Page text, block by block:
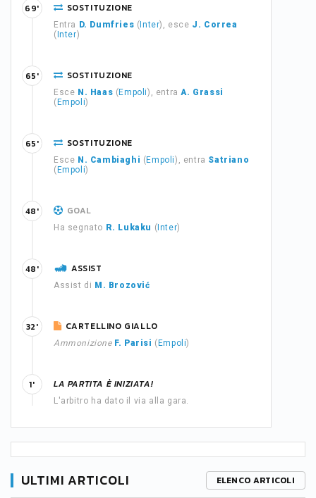
SOSTITUZIONE
Entra D. Dumfries ( Inter), esce J. Correa
( Inter)
69'
SOSTITUZIONE
Esce N. Haas ( Empoli), entraA. Grassi
( Empoli)
65'
SOSTITUZIONE
Esce N. Cambiaghi ( Empoli), entra Satriano
( Empoli)
65'
GOAL
Ha segnato R. Lukaku ( Inter)
48'
ASSIST
Assist di M. Brozović
48'
CARTELLINO GIALLO
Ammonizione F. Parisi ( Empoli)
32'
LA PARTITA È INIZIATA!
L'arbitro ha dato il via alla gara.
1'
ULTIMI ARTICOLI ELENCO ARTICOLI